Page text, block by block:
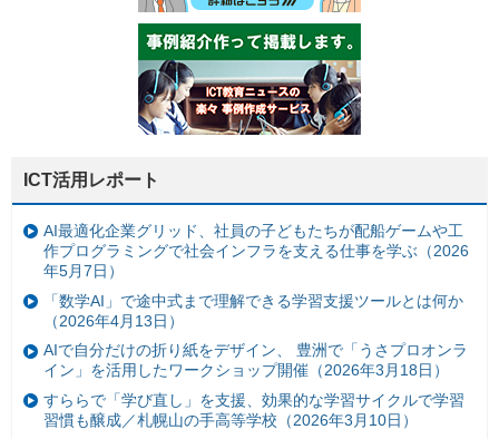
ICT活用レポート
AI最適化企業グリッド、社員の子どもたちが配船ゲームや工
作プログラミングで社会インフラを支える仕事を学ぶ（2026
年5月7日）
「数学AI」で途中式まで理解できる学習支援ツールとは何か
（2026年4月13日）
AIで自分だけの折り紙をデザイン、 豊洲で「うさプロオンラ
イン」を活用したワークショップ開催（2026年3月18日）
すららで「学び直し」を支援、効果的な学習サイクルで学習
習慣も醸成／札幌山の手高等学校（2026年3月10日）